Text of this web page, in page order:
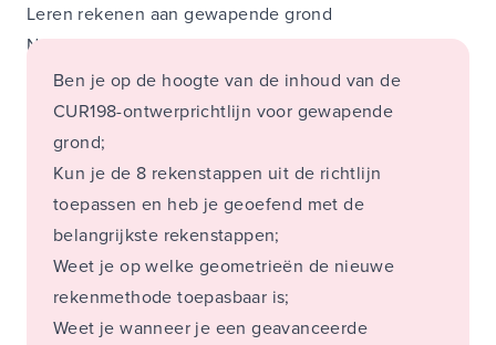
Leren rekenen aan gewapende grond
Na het volgen van deze cursus:
Ben je op de hoogte van de inhoud van de
CUR198-ontwerprichtlijn voor gewapende
grond;
Kun je de 8 rekenstappen uit de richtlijn
toepassen en heb je geoefend met de
belangrijkste rekenstappen;
Weet je op welke geometrieën de nieuwe
rekenmethode toepasbaar is;
Weet je wanneer je een geavanceerde